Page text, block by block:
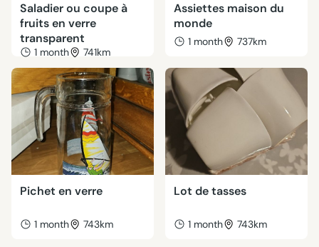
Saladier ou coupe à
fruits en verre
transparent
1 month 741km
Assiettes maison du
monde
1 month 737km
Pichet en verre
1 month 743km
Lot de tasses
1 month 743km